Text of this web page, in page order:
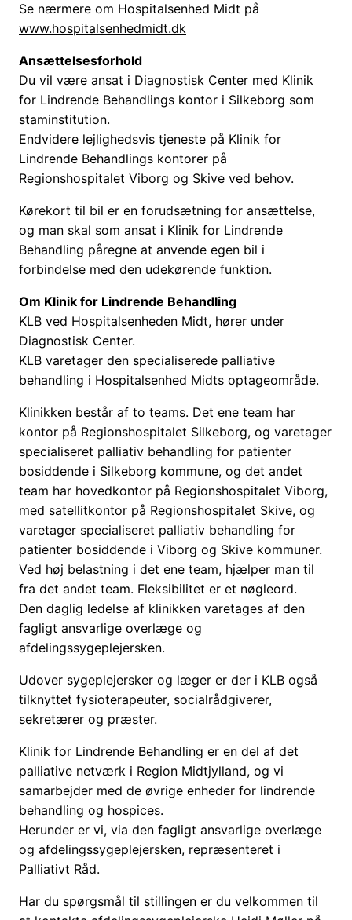
Se nærmere om Hospitalsenhed Midt på
www.hospitalsenhedmidt.dk
Ansættelsesforhold
Du vil være ansat i Diagnostisk Center med Klinik
for Lindrende Behandlings kontor i Silkeborg som
staminstitution.
Endvidere lejlighedsvis tjeneste på Klinik for
Lindrende Behandlings kontorer på
Regionshospitalet Viborg og Skive ved behov.
Kørekort til bil er en forudsætning for ansættelse,
og man skal som ansat i Klinik for Lindrende
Behandling påregne at anvende egen bil i
forbindelse med den udekørende funktion.
Om Klinik for Lindrende Behandling
KLB ved Hospitalsenheden Midt, hører under
Diagnostisk Center.
KLB varetager den specialiserede palliative
behandling i Hospitalsenhed Midts optageområde.
Klinikken består af to teams. Det ene team har
kontor på Regionshospitalet Silkeborg, og varetager
specialiseret palliativ behandling for patienter
bosiddende i Silkeborg kommune, og det andet
team har hovedkontor på Regionshospitalet Viborg,
med satellitkontor på Regionshospitalet Skive, og
varetager specialiseret palliativ behandling for
patienter bosiddende i Viborg og Skive kommuner.
Ved høj belastning i det ene team, hjælper man til
fra det andet team. Fleksibilitet er et nøgleord.
Den daglig ledelse af klinikken varetages af den
fagligt ansvarlige overlæge og
afdelingssygeplejersken.
Udover sygeplejersker og læger er der i KLB også
tilknyttet fysioterapeuter, socialrådgiverer,
sekretærer og præster.
Klinik for Lindrende Behandling er en del af det
palliative netværk i Region Midtjylland, og vi
samarbejder med de øvrige enheder for lindrende
behandling og hospices.
Herunder er vi, via den fagligt ansvarlige overlæge
og afdelingssygeplejersken, repræsenteret i
Palliativt Råd.
Har du spørgsmål til stillingen er du velkommen til